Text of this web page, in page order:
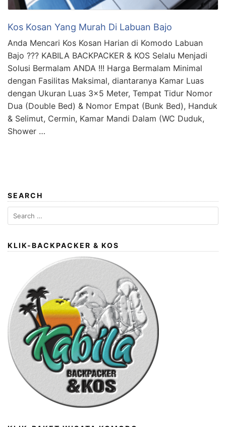
Kos Kosan Yang Murah Di Labuan Bajo
Anda Mencari Kos Kosan Harian di Komodo Labuan
Bajo ??? KABILA BACKPACKER & KOS Selalu Menjadi
Solusi Bermalam ANDA !!! Harga Bermalam Minimal
dengan Fasilitas Maksimal, diantaranya Kamar Luas
dengan Ukuran Luas 3×5 Meter, Tempat Tidur Nomor
Dua (Double Bed) & Nomor Empat (Bunk Bed), Handuk
& Selimut, Cermin, Kamar Mandi Dalam (WC Duduk,
Shower …
SEARCH
Search
for:
KLIK-BACKPACKER & KOS